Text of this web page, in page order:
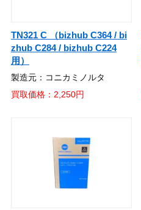
TN321 C （bizhub C364 / bi
zhub C284 / bizhub C224
用）
製造元：コニカミノルタ
買取価格：2,250円